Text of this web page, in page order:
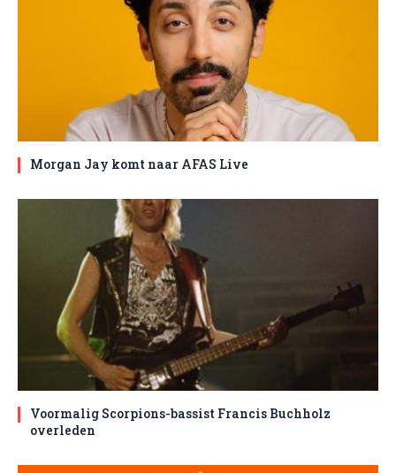
Morgan Jay komt naar AFAS Live
Voormalig Scorpions-bassist Francis Buchholz
overleden